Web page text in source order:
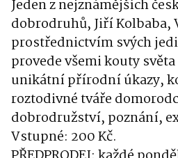
Jeden z nejznámějších
dobrodruhů, Jiří Kolbaba,
prostřednictvím svých
provede všemi kouty
unikátní přírodní úkazy,
roztodivné tváře
dobrodružství, poznání,
Vstupné: 200 Kč.